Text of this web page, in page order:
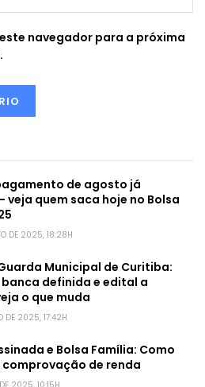
navegador para a próxima
de agosto já
veja quem saca hoje no Bolsa
DE 2025, 18:28H
Municipal de Curitiba:
banca definida e edital a
o que muda
DE 2025, 17:42H
e Bolsa Família: Como
de renda